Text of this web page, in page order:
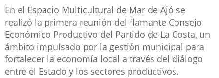
En el Espacio Multicultural de Mar de Ajó se
realizó la primera reunión del flamante Consejo
Económico Productivo del Partido de La Costa, un
ámbito impulsado por la gestión municipal para
fortalecer la economía local a través del diálogo
entre el Estado y los sectores productivos.